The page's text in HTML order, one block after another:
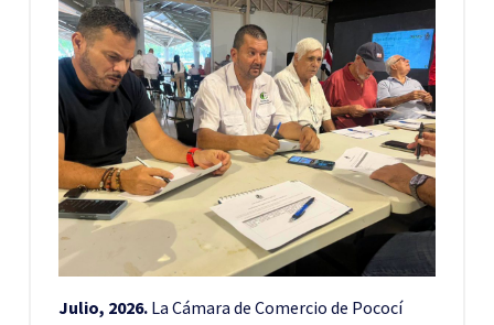
Julio, 2026. La Cámara de Comercio de Pococí